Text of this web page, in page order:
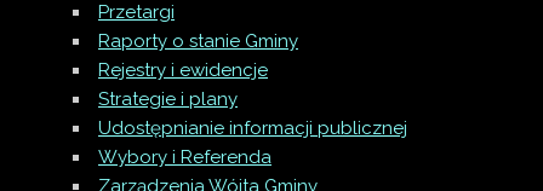
Przetargi
Raporty o stanie Gminy
Rejestry i ewidencje
Strategie i plany
Udostępnianie informacji publicznej
Wybory i Referenda
Zarządzenia Wójta Gminy